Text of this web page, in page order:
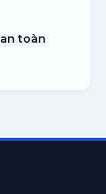
toàn